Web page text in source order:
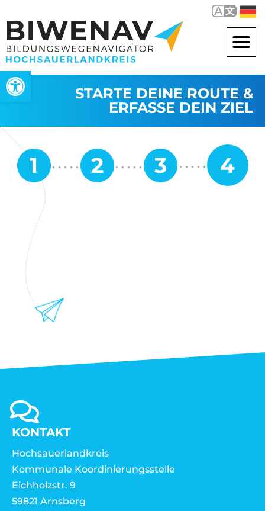
Werkzeugleiste öffnen
STARTE DEINE ROUTE &
ERFASSE DEIN ZIEL
KONTAKT
Hochsauerlandkreis
Kommunale Koordinierungsstelle
Eichholzstr. 9
59821 Arnsberg